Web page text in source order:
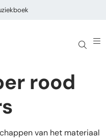
rood
van het materiaal